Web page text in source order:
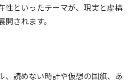
性といったテーマが、現実と虚構
されます。
、読めない時計や仮想の国旗、あ